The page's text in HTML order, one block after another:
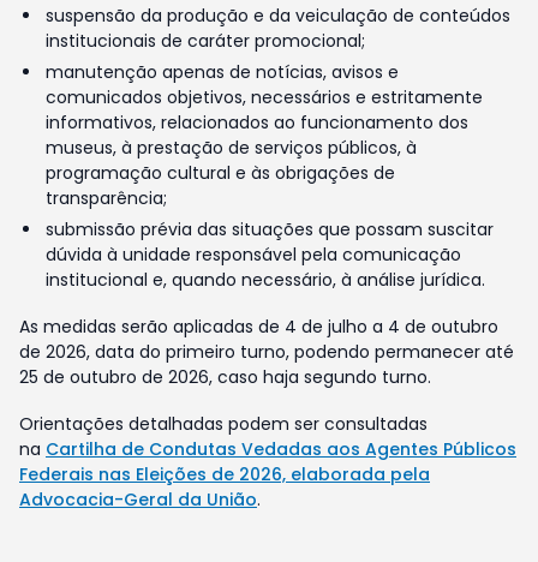
suspensão da produção e da veiculação de conteúdos
institucionais de caráter promocional;
manutenção apenas de notícias, avisos e
comunicados objetivos, necessários e estritamente
informativos, relacionados ao funcionamento dos
museus, à prestação de serviços públicos, à
programação cultural e às obrigações de
transparência;
submissão prévia das situações que possam suscitar
dúvida à unidade responsável pela comunicação
institucional e, quando necessário, à análise jurídica.
As medidas serão aplicadas de 4 de julho a 4 de outubro
de 2026, data do primeiro turno, podendo permanecer até
25 de outubro de 2026, caso haja segundo turno.
Orientações detalhadas podem ser consultadas
na Cartilha de Condutas Vedadas aos Agentes Públicos
Federais nas Eleições de 2026, elaborada pela
Advocacia-Geral da União.